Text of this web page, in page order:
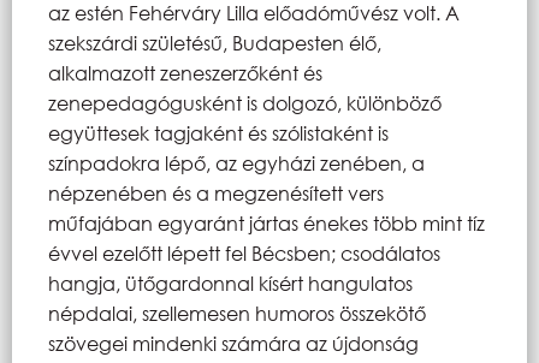
az estén Fehérváry Lilla előadóművész volt. A
szekszárdi születésű, Budapesten élő,
alkalmazott zeneszerzőként és
zenepedagógusként is dolgozó, különböző
együttesek tagjaként és szólistaként is
színpadokra lépő, az egyházi zenében, a
népzenében és a megzenésített vers
műfajában egyaránt jártas énekes több mint tíz
évvel ezelőtt lépett fel Bécsben; csodálatos
hangja, ütőgardonnal kísért hangulatos
népdalai, szellemesen humoros összekötő
szövegei mindenki számára az újdonság